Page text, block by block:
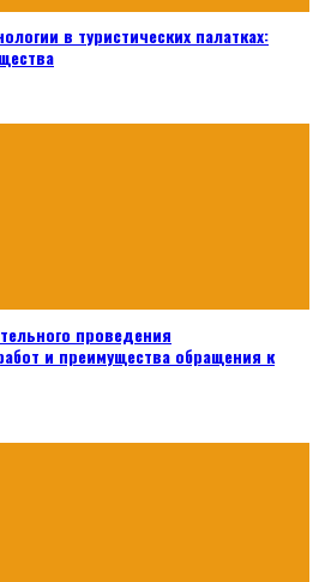
в туристических палатках:
проведения
и преимущества обращения к